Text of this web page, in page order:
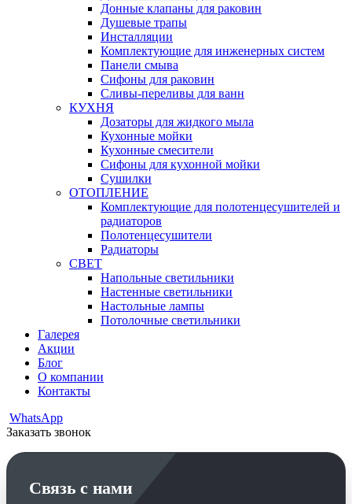
Донные клапаны для раковин
Душевые трапы
Инсталляции
Комплектующие для инженерных систем
Панели смыва
Сифоны для раковин
Сливы-переливы для ванн
КУХНЯ
Дозаторы для жидкого мыла
Кухонные мойки
Кухонные смесители
Сифоны для кухонной мойки
Сушилки
ОТОПЛЕНИЕ
Комплектующие для полотенцесушителей и
радиаторов
Полотенцесушители
Радиаторы
СВЕТ
Напольные светильники
Настенные светильники
Настольные лампы
Потолочные светильники
Галерея
Акции
Блог
О компании
Контакты
WhatsApp
Заказать звонок
Связь с нами